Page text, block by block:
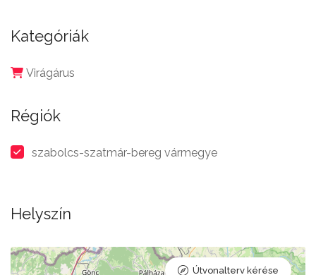
Kategóriák
Virágárus
Régiók
szabolcs-szatmár-bereg vármegye
Helyszín
Útvonalterv kérése